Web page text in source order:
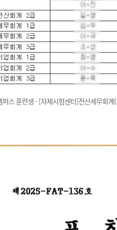
스 훈련생 - [자체시험센터]전산세무회